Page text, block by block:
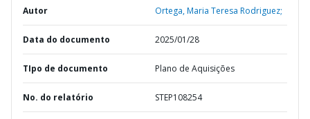
Autor Ortega, Maria Teresa Rodriguez;
Data do documento 2025/01/28
TIpo de documento Plano de Aquisições
No. do relatório STEP108254